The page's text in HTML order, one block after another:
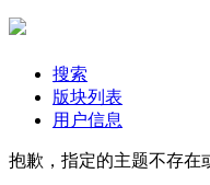
搜索
版块列表
用户信息
抱歉，指定的主题不存在